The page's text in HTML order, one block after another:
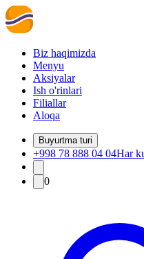
Biz haqimizda
Menyu
Aksiyalar
Ish o'rinlari
Filiallar
Aloqa
Buyurtma turi
+998 78 888 04 04Har
0